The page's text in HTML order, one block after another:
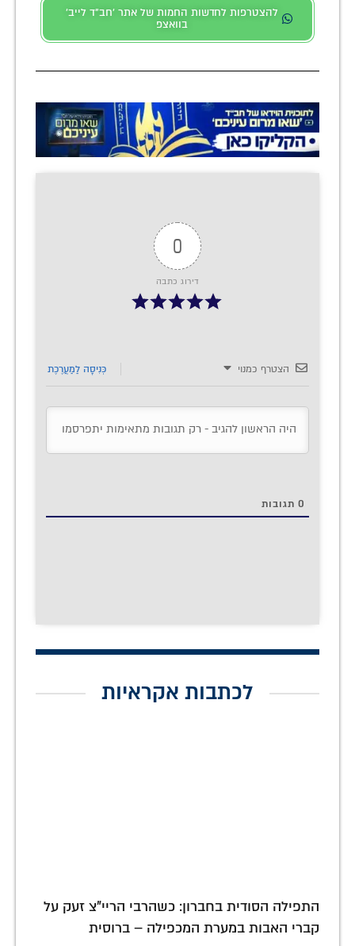
להצטרפות לחדשות החמות של אתר 'חב"ד לייב'
בוואצפ
0
דירוג כתבה
הצטרף כמנוי כְּנִיסָה לַמַעֲרֶכֶת
0 תגובות
לכתבות אקראיות
התפילה הסודית בחברון: כשהרבי הריי"צ זעק על
קברי האבות במערת המכפילה – ברוסית